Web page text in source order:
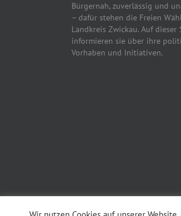
Bürgernah, zuverlässig und
– dafür stehen die Freien
Landkreis Zwickau. Auf dieser
informieren sie über ihre
Vorhaben und Initiativen.